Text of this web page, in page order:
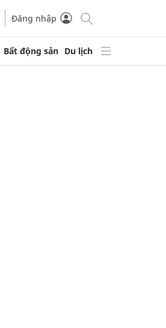
Đăng nhập
Bất động sản Du lịch